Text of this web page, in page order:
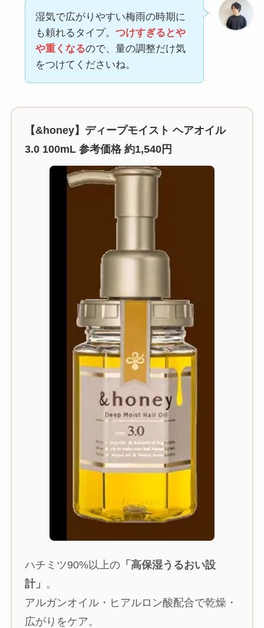
湿気で広がりやすい梅雨の時期に
も頼れるタイプ。 つけすぎるとや
や重くなるので、量の調整だけ気
をつけてくださいね。
【&honey】ディープモイスト ヘアオイル
3.0 100mL 参考価格 約1,540円
ハチミツ90%以上の「高保湿うるおい設
計」 。
アルガンオイル・ヒアルロン酸配合で乾燥・
広がりをケア。